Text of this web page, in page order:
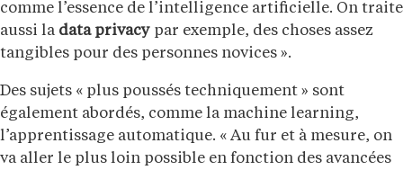
comme l’essence de l’intelligence artificielle. On traite
aussi la data privacy par exemple, des choses assez
tangibles pour des personnes novices ».
Des sujets « plus poussés techniquement » sont
également abordés, comme la machine learning,
l’apprentissage automatique. « Au fur et à mesure, on
va aller le plus loin possible en fonction des avancées